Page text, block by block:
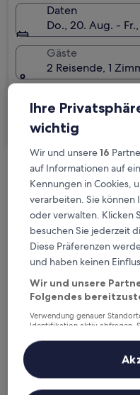
Daten
Do., 20. Aug. -
Gäste
2 Reisende, 1
Kostenlose
Verdiene
Mehr sparen
Überprüfe die
6. Aug. - 7. Aug.
Ihre
wichtig
Wir und unsere16
auf Informationen auf
Kennungen in Cookies,
verarbeiten. Sie können
oder verwalten. Klicken
besuchen Sie jederzeit
Diese Präferenzen
und haben keinen
Wir und unsere
Folgendes
Verwendung genauer
Identifikation aktiv abfragen.
Inhalte, Messung von
Zielgruppenforschung sowie
Liste der Partner